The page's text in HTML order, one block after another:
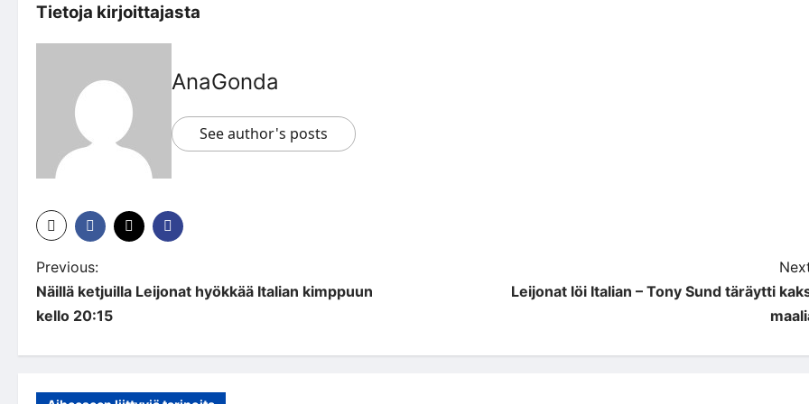
Tietoja kirjoittajasta
AnaGonda
See author's posts
P
o
Previous:
Näillä ketjuilla Leijonat hyökkää Italian kimppuun
kello 20:15
Leijonat löi Italian – Tony Sund täräytti